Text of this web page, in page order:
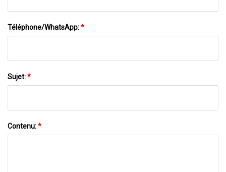
Téléphone/WhatsApp:*
Sujet:*
Contenu:*